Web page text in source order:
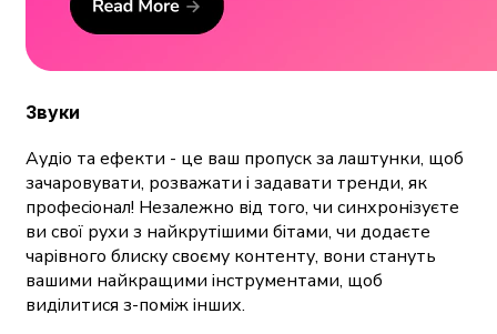
Звуки
Аудіо та ефекти - це ваш пропуск за лаштунки, щоб
зачаровувати, розважати і задавати тренди, як
професіонал! Незалежно від того, чи синхронізуєте
ви свої рухи з найкрутішими бітами, чи додаєте
чарівного блиску своєму контенту, вони стануть
вашими найкращими інструментами, щоб
виділитися з-поміж інших.